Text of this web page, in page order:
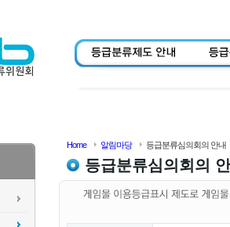
Home 알림마당 등급분류심의회의 안내
등급분류심의회의